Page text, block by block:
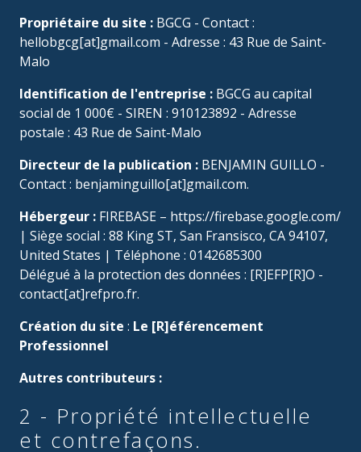
Propriétaire du site : BGCG - Contact :
hellobgcg[at]gmail.com - Adresse : 43 Rue de Saint-
Malo
Identification de l'entreprise : BGCG au capital
social de 1 000€ - SIREN : 910123892 - Adresse
postale : 43 Rue de Saint-Malo
Directeur de la publication : BENJAMIN GUILLO -
Contact : benjaminguillo[at]gmail.com.
Hébergeur : FIREBASE – https://firebase.google.com/
| Siège social : 88 King ST, San Fransisco, CA 94107,
United States | Téléphone : 0142685300
Délégué à la protection des données : [R]EFP[R]O -
contact[at]refpro.fr.
Création du site : Le [R]éférencement
Professionnel
Autres contributeurs :
2 - Propriété intellectuelle
et contrefaçons.